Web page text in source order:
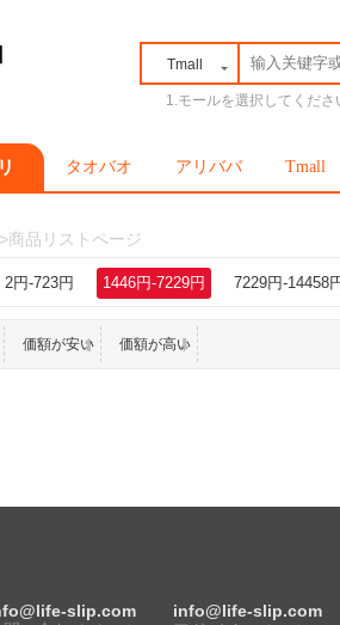
Tmall
1.モールを選択してくだ
タオバオ アリババ Tmall
>商品リストページ
2円-723円 1446円-7229円 7229円-14458
価額が安い 価額が高い
slip.com
info@life-slip.com